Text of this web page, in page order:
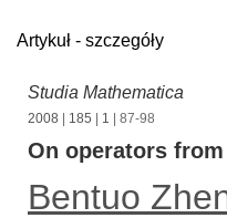
Artykuł - szczegóły
Studia Mathematica
2008 185 1 | 87-98
On operators
Bentuo